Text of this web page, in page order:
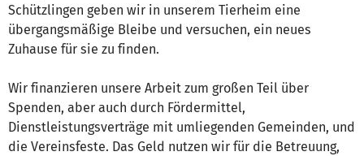
Schützlingen geben wir in unserem Tierheim eine
übergangsmäßige Bleibe und versuchen, ein neues
Zuhause für sie zu finden.
Wir finanzieren unsere Arbeit zum großen Teil über
Spenden, aber auch durch Fördermittel,
Dienstleistungsverträge mit umliegenden Gemeinden, und
die Vereinsfeste. Das Geld nutzen wir für die Betreuung,